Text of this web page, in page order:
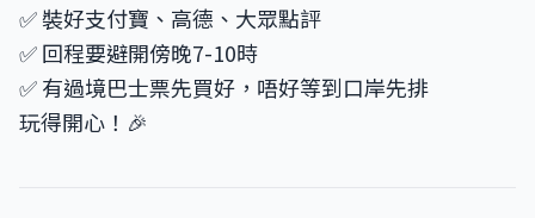
✅ 裝好支付寶、高德、大眾點評
✅ 回程要避開傍晚7-10時
✅ 有過境巴士票先買好，唔好等到口岸先排
玩得開心！🎉